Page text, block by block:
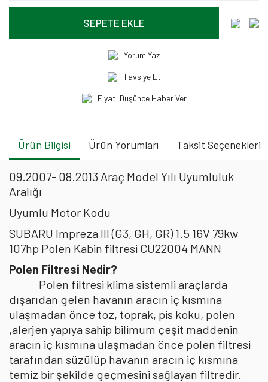
SEPETE EKLE
Yorum Yaz
Tavsiye Et
Fiyatı Düşünce Haber Ver
Ürün Bilgisi Ürün Yorumları Taksit Seçenekleri
09.2007- 08.2013 Araç Model Yılı Uyumluluk
Aralığı
Uyumlu Motor Kodu
SUBARU Impreza III (G3, GH, GR) 1.5 16V 79kw
107hp Polen Kabin filtresi CU22004 MANN
Polen Filtresi Nedir?
Polen filtresi klima sistemli araçlarda
dışarıdan gelen havanın aracın iç kısmına
ulaşmadan önce toz, toprak, pis koku, polen
,alerjen yapıya sahip bilimum çeşit maddenin
aracın iç kısmına ulaşmadan önce polen filtresi
tarafından süzülüp havanın aracın iç kısmına
temiz bir şekilde geçmesini sağlayan filtredir.